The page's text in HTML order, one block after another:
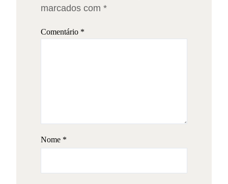
marcados com *
Comentário *
Nome *